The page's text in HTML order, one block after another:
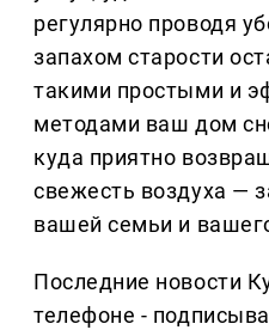
регулярно проводя
запахом старости
такими простыми и
методами ваш дом
куда приятно
свежесть воздуха —
вашей семьи и
Последние новости
телефоне -